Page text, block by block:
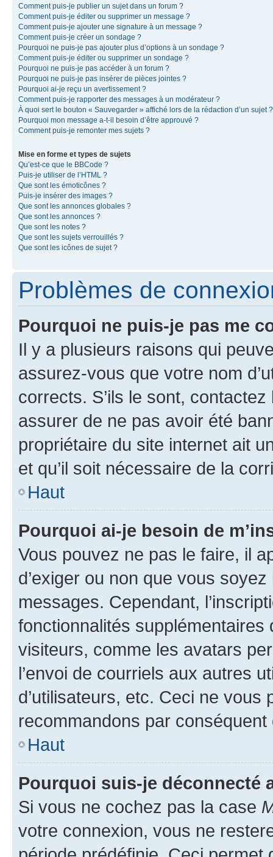
Comment puis-je publier un sujet dans un forum ?
Comment puis-je éditer ou supprimer un message ?
Comment puis-je ajouter une signature à un message ?
Comment puis-je créer un sondage ?
Pourquoi ne puis-je pas ajouter plus d’options à un sondage ?
Comment puis-je éditer ou supprimer un sondage ?
Pourquoi ne puis-je pas accéder à un forum ?
Pourquoi ne puis-je pas insérer de pièces jointes ?
Pourquoi ai-je reçu un avertissement ?
Comment puis-je rapporter des messages à un modérateur ?
À quoi sert le bouton « Sauvegarder » affiché lors de la rédaction d’un sujet ?
Pourquoi mon message a-t-il besoin d’être approuvé ?
Comment puis-je remonter mes sujets ?
Mise en forme et types de sujets
Qu’est-ce que le BBCode ?
Puis-je utiliser de l’HTML ?
Que sont les émoticônes ?
Puis-je insérer des images ?
Que sont les annonces globales ?
Que sont les annonces ?
Que sont les notes ?
Que sont les sujets verrouillés ?
Que sont les icônes de sujet ?
Problèmes de
Pourquoi ne puis-je pas me
Il y a plusieurs raisons qui
assurez-vous que votre nom
corrects. S’ils le sont,
assurer de ne pas avoir été
propriétaire du site internet ait
et qu’il soit nécessaire de la
Haut
Pourquoi ai-je besoin de
Vous pouvez ne pas le faire, il
d’exiger ou non que vous
messages. Cependant,
fonctionnalités
visiteurs, comme les avatars
l’envoi de courriels aux autres
d’utilisateurs, etc. Ceci ne vous
recommandons par conséquent
Haut
Pourquoi suis-je déconnecté
Si vous ne cochez pas la case
votre connexion, vous ne